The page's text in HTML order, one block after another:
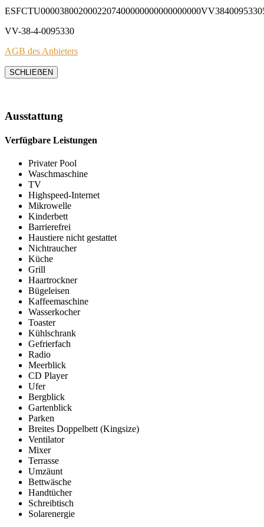
VV-38-4-0095330
AGB des Anbieters
SCHLIEẞEN
Ausstattung
Verfügbare Leistungen
Privater Pool
Waschmaschine
TV
Highspeed-Internet
Mikrowelle
Kinderbett
Barrierefrei
Haustiere nicht gestattet
Nichtraucher
Küche
Grill
Haartrockner
Bügeleisen
Kaffeemaschine
Wasserkocher
Toaster
Kühlschrank
Gefrierfach
Radio
Meerblick
CD Player
Ufer
Bergblick
Gartenblick
Parken
Breites Doppelbett (Kingsize)
Ventilator
Mixer
Terrasse
Umzäunt
Bettwäsche
Handtücher
Schreibtisch
Solarenergie